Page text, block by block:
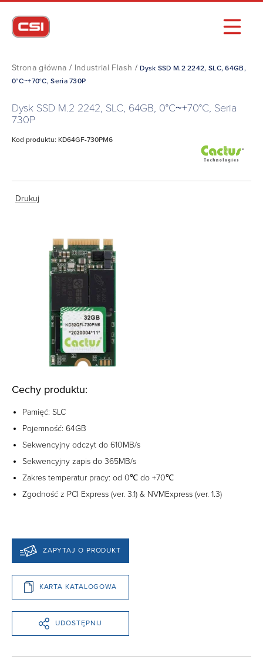
Strona główna / Industrial Flash /Dysk SSD M.2 2242, SLC, 64GB,
0°C~+70°C, Seria 730P
Dysk SSD M.2 2242, SLC, 64GB, 0°C~+70°C, Seria
730P
Kod produktu: KD64GF-730PM6
Drukuj
Cechy produktu:
Pamięć: SLC
Pojemność: 64GB
Sekwencyjny odczyt do 610MB/s
Sekwencyjny zapis do 365MB/s
Zakres temperatur pracy: od 0℃ do +70℃
Zgodność z PCI Express (ver. 3.1) & NVMExpress (ver. 1.3)
ZAPYTAJ O PRODUKT
KARTA KATALOGOWA
UDOSTĘPNIJ